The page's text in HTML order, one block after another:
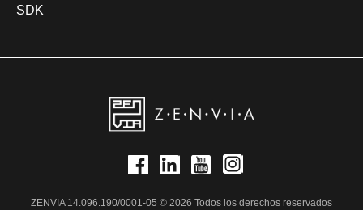
SDK
ZENVIA 14.096.190/0001-05 © 2026 Todos los derechos reservados